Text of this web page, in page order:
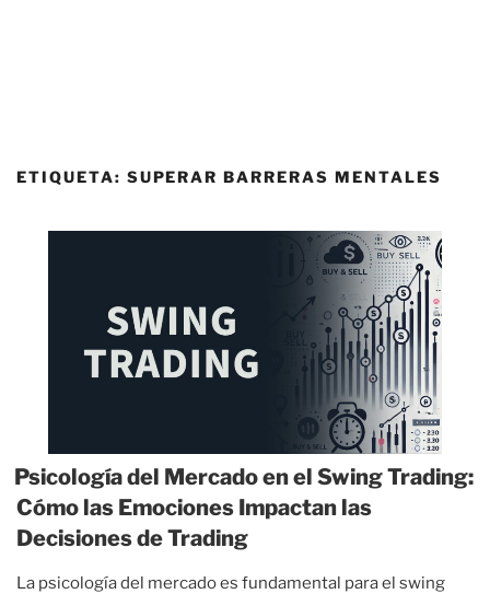
ETIQUETA: SUPERAR BARRERAS MENTALES
Psicología del Mercado en el Swing Trading:
Cómo las Emociones Impactan las
Decisiones de Trading
La psicología del mercado es fundamental para el swing